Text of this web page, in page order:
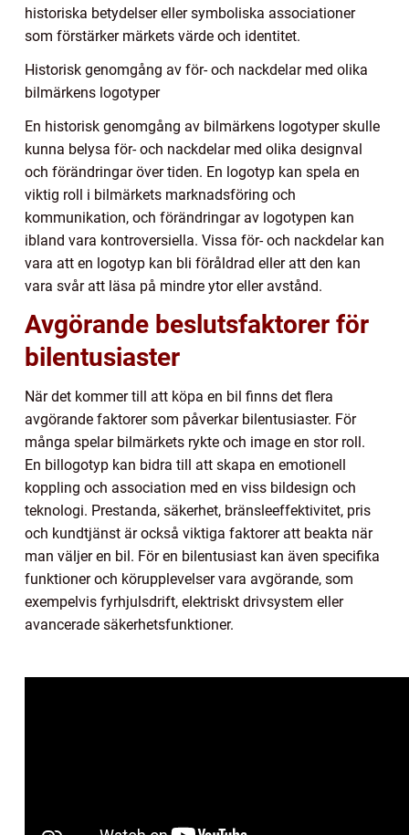
historiska betydelser eller symboliska associationer
som förstärker märkets värde och identitet.
Historisk genomgång av för- och nackdelar med olika
bilmärkens logotyper
En historisk genomgång av bilmärkens logotyper skulle
kunna belysa för- och nackdelar med olika designval
och förändringar över tiden. En logotyp kan spela en
viktig roll i bilmärkets marknadsföring och
kommunikation, och förändringar av logotypen kan
ibland vara kontroversiella. Vissa för- och nackdelar kan
vara att en logotyp kan bli föråldrad eller att den kan
vara svår att läsa på mindre ytor eller avstånd.
Avgörande beslutsfaktorer för
bilentusiaster
När det kommer till att köpa en bil finns det flera
avgörande faktorer som påverkar bilentusiaster. För
många spelar bilmärkets rykte och image en stor roll.
En billogotyp kan bidra till att skapa en emotionell
koppling och association med en viss bildesign och
teknologi. Prestanda, säkerhet, bränsleeffektivitet, pris
och kundtjänst är också viktiga faktorer att beakta när
man väljer en bil. För en bilentusiast kan även specifika
funktioner och körupplevelser vara avgörande, som
exempelvis fyrhjulsdrift, elektriskt drivsystem eller
avancerade säkerhetsfunktioner.